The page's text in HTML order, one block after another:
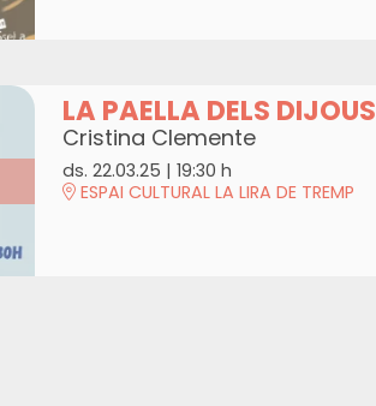
LA PAELLA DELS DIJOUS
Cristina Clemente
ds. 22.03.25 | 19:30 h
ESPAI CULTURAL LA LIRA DE TREMP